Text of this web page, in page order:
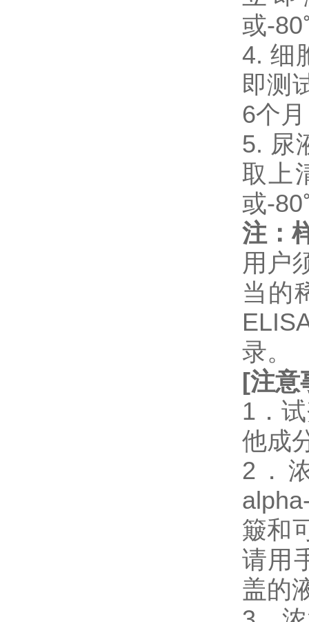
或-
4. 细
即测
6个
5. 尿
取上
或-
注：
用户
当的
录。
[注意
1．
他成
2．
簸和
请用
盖的